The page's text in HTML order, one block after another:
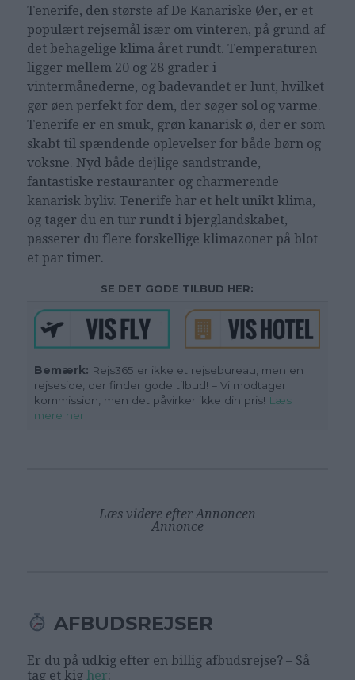
Tenerife, den største af De Kanariske Øer, er et
populært rejsemål især om vinteren, på grund af
det behagelige klima året rundt. Temperaturen
ligger mellem 20 og 28 grader i
vintermånederne, og badevandet er lunt, hvilket
gør øen perfekt for dem, der søger sol og varme.
Tenerife er en smuk, grøn kanarisk ø, der er som
skabt til spændende oplevelser for både børn og
voksne. Nyd både dejlige sandstrande,
fantastiske restauranter og charmerende
kanarisk byliv. Tenerife har et helt unikt klima,
og tager du en tur rundt i bjerglandskabet,
passerer du flere forskellige klimazoner på blot
et par timer.
SE DET GODE TILBUD HER:
Bemærk: Rejs365 er ikke et rejsebureau, men en
rejseside, der finder gode tilbud! – Vi modtager
kommission, men det påvirker ikke din pris! Læs
mere her
Læs videre efter Annoncen
Annonce
AFBUDSREJSER
Er du på udkig efter en billig afbudsrejse? – Så
tag et kig her: